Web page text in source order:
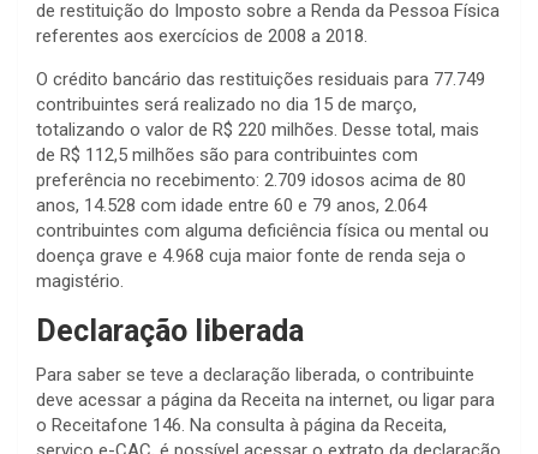
de restituição do Imposto sobre a Renda da Pessoa Física
referentes aos exercícios de 2008 a 2018.
O crédito bancário das restituições residuais para 77.749
contribuintes será realizado no dia 15 de março,
totalizando o valor de R$ 220 milhões. Desse total, mais
de R$ 112,5 milhões são para contribuintes com
preferência no recebimento: 2.709 idosos acima de 80
anos, 14.528 com idade entre 60 e 79 anos, 2.064
contribuintes com alguma deficiência física ou mental ou
doença grave e 4.968 cuja maior fonte de renda seja o
magistério.
Declaração liberada
Para saber se teve a declaração liberada, o contribuinte
deve acessar a página da Receita na internet, ou ligar para
o Receitafone 146. Na consulta à página da Receita,